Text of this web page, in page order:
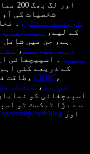
اور
شخصیات کی
گوینتھ پیلٹرو ۔
کے لیے،
ہے، جن میں شامل
وائس کلوننگ، اے
چینجر ۔ اسپیچفائی
طاقت ، CNBC ،
فوربز ، ٹیک کرنچ
اسپیچفائی کو
سے بڑا ٹیکسٹ ٹو
speechify.com/blog اور